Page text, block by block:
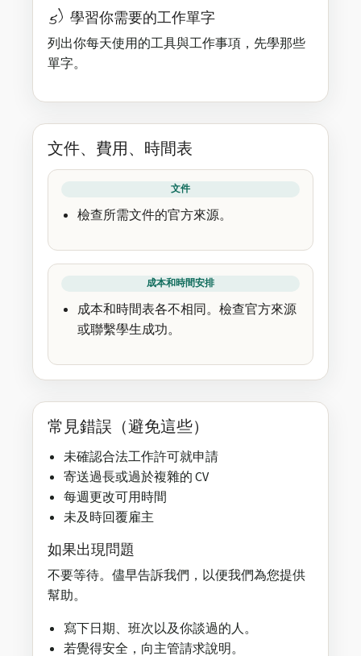
5) 學習你需要的工作單字
列出你每天使用的工具與工作事項，先學那些
單字。
文件、費用、時間表
文件
檢查所需文件的官方來源。
成本和時間安排
成本和時間表各不相同。檢查官方來源
或聯繫學生成功。
常見錯誤（避免這些）
未確認合法工作許可就申請
寄送過長或過於複雜的 CV
每週更改可用時間
未及時回覆雇主
如果出現問題
不要等待。儘早告訴我們，以便我們為您提供
幫助。
寫下日期、班次以及你談過的人。
若覺得安全，向主管請求說明。